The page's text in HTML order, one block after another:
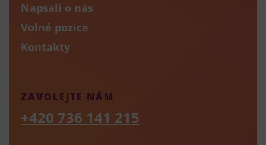
Napsali o nás
Volné pozice
Kontakty
ZAVOLEJTE NÁM
+420 736 141 215